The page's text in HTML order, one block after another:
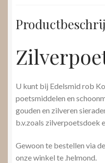
U kunt bij Edelsmid rob
poetsmiddelen en
gouden en zilveren
b.v.zoals zilverpoetsdoek
Gewoon te bestellen via
onze winkel te .helmond.